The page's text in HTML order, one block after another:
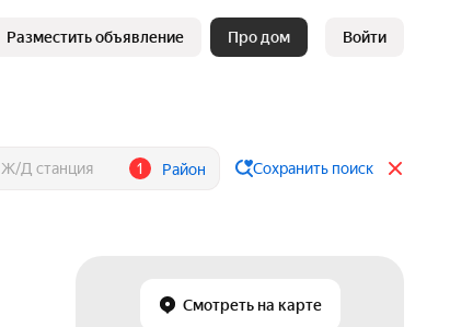
Разместить объявление Про дом Войти
1 Район Сохранить поиск
Смотреть на карте